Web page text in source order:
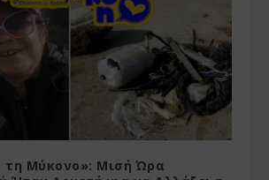
τη Μύκονο»: Μισή Ώρα